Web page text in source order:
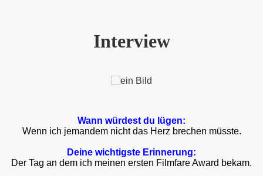
Interview
Wann würdest du lügen:
Wenn ich jemandem nicht das Herz brechen müsste.
Deine wichtigste Erinnerung:
Der Tag an dem ich meinen ersten Filmfare Award bekam.